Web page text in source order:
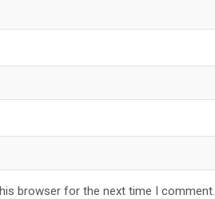
browser for the next time I comment.